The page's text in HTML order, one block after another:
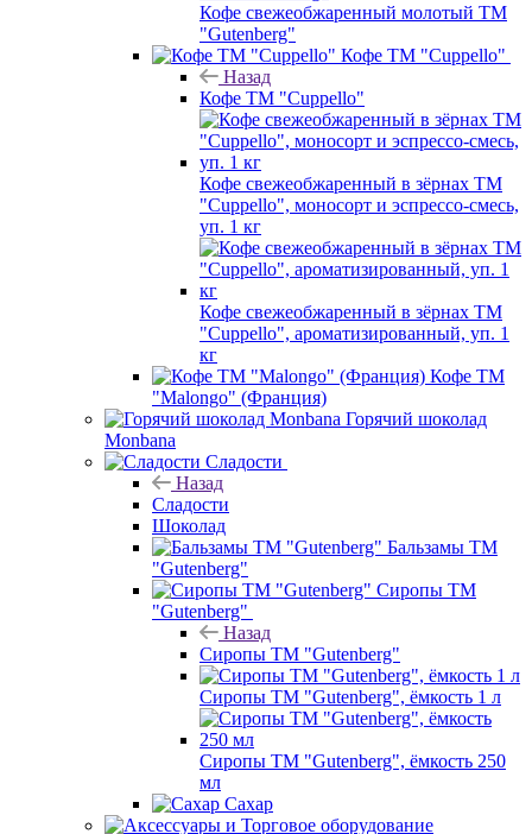
Кофе свежеобжаренный молотый ТМ
"Gutenberg"
Кофе ТМ "Cuppello"
Назад
Кофе ТМ "Cuppello"
Кофе свежеобжаренный в зёрнах ТМ
"Cuppello", моносорт и эспрессо-смесь,
уп. 1 кг
Кофе свежеобжаренный в зёрнах ТМ
"Cuppello", ароматизированный, уп. 1
кг
Кофе ТМ
"Malongo" (Франция)
Горячий шоколад
Monbana
Сладости
Назад
Сладости
Шоколад
Бальзамы ТМ
"Gutenberg"
Сиропы ТМ
"Gutenberg"
Назад
Сиропы ТМ "Gutenberg"
Сиропы ТМ "Gutenberg", ёмкость 1 л
Сиропы ТМ "Gutenberg", ёмкость 250
мл
Сахар